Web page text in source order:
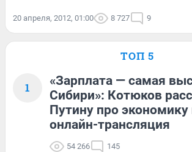
20 апреля, 2012, 01:00 8 727 9
ТОП 5
1
«Зарплата — самая
Сибири»: Котюков
Путину про
онлайн-трансляция
54 266 145